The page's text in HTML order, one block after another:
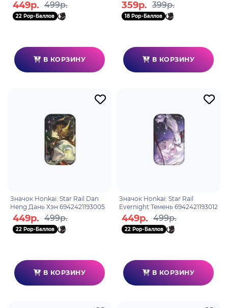
449р. 499р.
22 Pop-Баллов
В КОРЗИНУ
Хэн 6976068148357
359р. 399р.
18 Pop-Баллов
В КОРЗИНУ
Значок Honkai: Star Rail Dan
Heng Дань Хэн 6942421193005
449р. 499р.
22 Pop-Баллов
В КОРЗИНУ
Значок Honkai: Star Rail
Evernight Темень 6942421193012
449р. 499р.
22 Pop-Баллов
В КОРЗИНУ